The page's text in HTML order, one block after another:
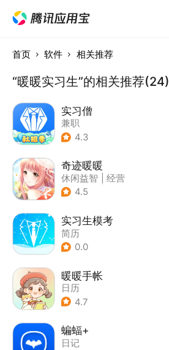
首页 软件 相关推荐
“暖暖实习生”的相关推荐(24)
实习僧
兼职
4.3
奇迹暖暖
休闲益智
经营
| 美少女
4.5
实习生模考
简历
0.0
暖暖手帐
日历
4.7
蝙蝠+
日记